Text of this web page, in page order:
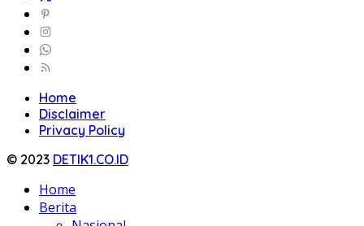
Home
Disclaimer
Privacy Policy
© 2023 DETIK1.CO.ID
Home
Berita